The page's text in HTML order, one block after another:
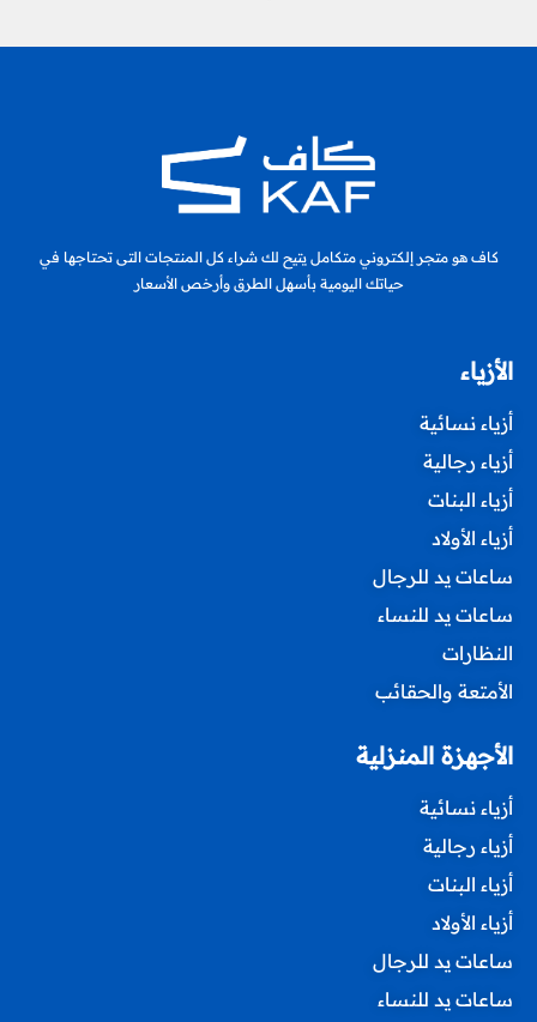
كاف هو متجر إلكتروني متكامل يتيح لك شراء كل المنتجات التى تحتاجها في
حياتك اليومية بأسهل الطرق وأرخص الأسعار
الأزياء
أزياء نسائية
أزياء رجالية
أزياء البنات
أزياء الأولاد
ساعات يد للرجال
ساعات يد للنساء
النظارات
الأمتعة والحقائب
الأجهزة المنزلية
أزياء نسائية
أزياء رجالية
أزياء البنات
أزياء الأولاد
ساعات يد للرجال
ساعات يد للنساء